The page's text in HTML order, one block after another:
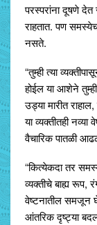
परस्परांना दूषणे देत
राहतात. पण
नसते.
“तुम्ही त्या
होईल या आशेने
उड्या मारीत
या व्यक्तीतही नव्या
वैचारिक पातळी
“कित्येकदा तर
व्यक्तीचे बाह्य रूप,
वेष्टनातील समजून
आंतरिक दृष्ट्या